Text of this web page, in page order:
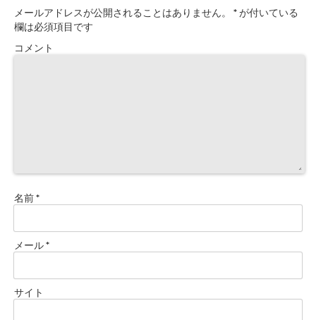
メールアドレスが公開されることはありません。 *が付いている
欄は必須項目です
コメント
名前*
メール*
サイト